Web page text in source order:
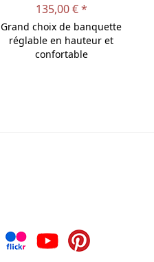
135,00 € *
Grand choix de banquette
réglable en hauteur et
confortable